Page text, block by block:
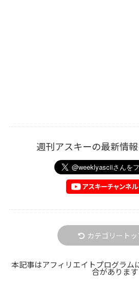
週刊アスキーの最新情
カテゴリート
本記事はアフィリエイトプログラム
合があります